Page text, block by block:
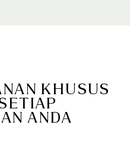
KHUSUS
ANDA